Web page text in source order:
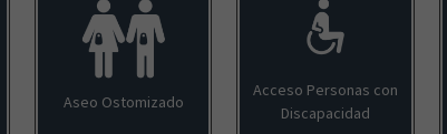
Aseo Ostomizado
Acceso Personas con
Discapacidad